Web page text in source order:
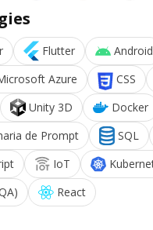
Flutter Android
Azure CSS
Unity 3D Docker
de Prompt SQL
IoT
React